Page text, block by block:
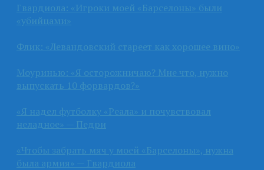
Гвардиола: «Игроки моей «Барселоны» были
«убийцами»
Флик: «Левандовский стареет как хорошее вино»
Моуринью: «Я осторожничаю? Мне что, нужно
выпускать 10 форвардов?»
«Я надел футболку «Реала» и почувствовал
неладное» — Педри
«Чтобы забрать мяч у моей «Барселоны», нужна
была армия» — Гвардиола